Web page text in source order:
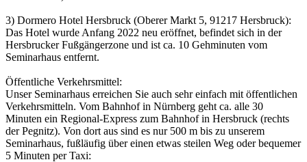
3) Dormero Hotel Hersbruck (Oberer Markt 5, 91217 Hersbruck):
Das Hotel wurde Anfang 2022 neu eröffnet, befindet sich in der
Hersbrucker Fußgängerzone und ist ca. 10 Gehminuten vom
Seminarhaus entfernt.
Öffentliche Verkehrsmittel:
Unser Seminarhaus erreichen Sie auch sehr einfach mit öffentlichen
Verkehrsmitteln. Vom Bahnhof in Nürnberg geht ca. alle 30
Minuten ein Regional-Express zum Bahnhof in Hersbruck (rechts
der Pegnitz). Von dort aus sind es nur 500 m bis zu unserem
Seminarhaus, fußläufig über einen etwas steilen Weg oder bequemer
5 Minuten per Taxi: